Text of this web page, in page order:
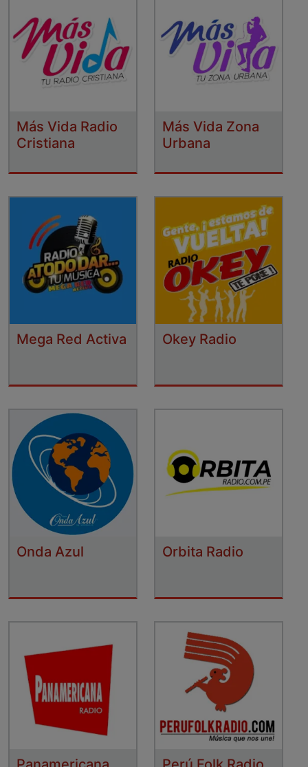
Más Vida Radio
Cristiana
Más Vida Zona
Urbana
Mega Red Activa Okey Radio
Onda Azul Orbita Radio